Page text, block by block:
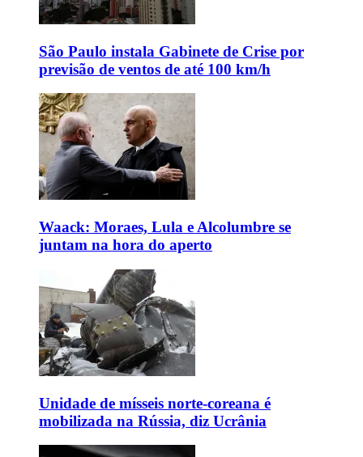
São Paulo instala Gabinete de Crise por
previsão de ventos de até 100 km/h
Waack: Moraes, Lula e Alcolumbre se
juntam na hora do aperto
Unidade de mísseis norte-coreana é
mobilizada na Rússia, diz Ucrânia